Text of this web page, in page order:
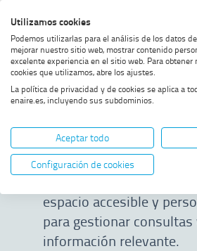
al
menú
al
contenido
al
footer
alto
contraste
Home MOSTRAR OPCIONES DEL
Portal del
Portal del
Queremos facilitar la
con nuestros clientes,
espacio accesible y
para gestionar consultas
información relevante.
Utilizamos cookies
Podemos utilizarlas para el análisis de los datos
mejorar nuestro sitio web, mostrar contenido
excelente experiencia en el sitio web. Para
cookies que utilizamos, abre los ajustes.
La política de privacidad y de cookies se aplica a
enaire.es, incluyendo sus subdominios.
Aceptar todo
Configuración de cookies